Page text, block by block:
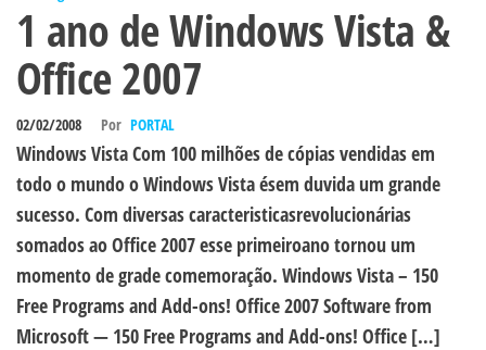
1 ano de Windows Vista &
Office 2007
02/02/2008 Por PORTAL
Windows Vista Com 100 milhões de cópias vendidas em
todo o mundo o Windows Vista ésem duvida um grande
sucesso. Com diversas caracteristicasrevolucionárias
somados ao Office 2007 esse primeiroano tornou um
momento de grade comemoração. Windows Vista – 150
Free Programs and Add-ons! Office 2007 Software from
Microsoft — 150 Free Programs and Add-ons! Office […]